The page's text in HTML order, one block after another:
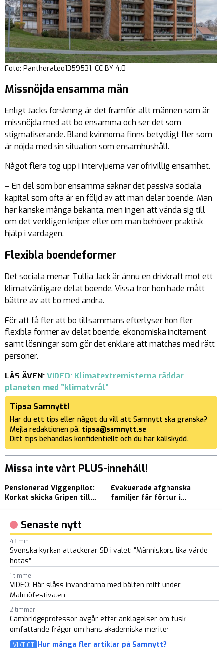
Foto: PantheraLeo1359531, CC BY 4.0
Missnöjda ensamma män
Enligt Jacks forskning är det framför allt männen som är
missnöjda med att bo ensamma och ser det som
stigmatiserande. Bland kvinnorna finns betydligt fler som
är nöjda med sin situation som ensamhushåll.
Något flera tog upp i intervjuerna var ofrivillig ensamhet.
– En del som bor ensamma saknar det passiva sociala
kapital som ofta är en följd av att man delar boende. Man
har kanske många bekanta, men ingen att vända sig till
om det verkligen kniper eller om man behöver praktisk
hjälp i vardagen.
Flexibla boendeformer
Det sociala menar Tullia Jack är ännu en drivkraft mot ett
klimatvänligare delat boende. Vissa tror hon hade mått
bättre av att bo med andra.
För att få fler att bo tillsammans efterlyser hon fler
flexibla former av delat boende, ekonomiska incitament
samt lösningar som gör det enklare att matchas med rätt
personer.
LÄS ÄVEN:VIDEO: Klimatextremisterna räddar
planeten med ”klimatvrål”
Tipsa Samnytt!
Har du ett tips eller något du vill att Samnytt ska granska?
Mejla redaktionen på: tipsa@samnytt.se
Ditt tips behandlas konfidentiellt och du har källskydd.
Missa inte vårt PLUS-innehåll!
Pensionerad Viggenpilot:
Korkat skicka Gripen till
Evakuerade afghanska
familjer får förtur i
Senaste nytt
43 min
Svenska kyrkan attackerar SD i valet: “Människors lika värde
hotas”
1 timme
VIDEO: Här slåss invandrarna med bälten mitt under
Malmöfestivalen
2 timmar
Cambridgeprofessor avgår efter anklagelser om fusk –
omfattande frågor om hans akademiska meriter
VIKTIGT Hur många fler artiklar på Samnytt?